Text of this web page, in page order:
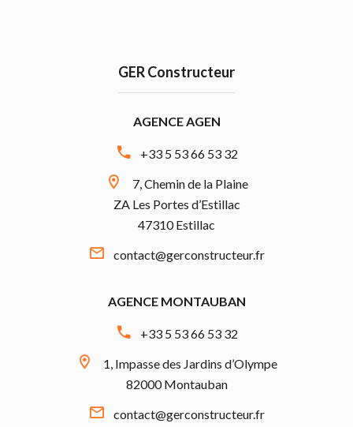
GER Constructeur
AGENCE AGEN
+33 5 53 66 53 32
7, Chemin de la Plaine
ZA Les Portes d’Estillac
47310 Estillac
contact@gerconstructeur.fr
AGENCE MONTAUBAN
+33 5 53 66 53 32
1, Impasse des Jardins d’Olympe
82000 Montauban
contact@gerconstructeur.fr